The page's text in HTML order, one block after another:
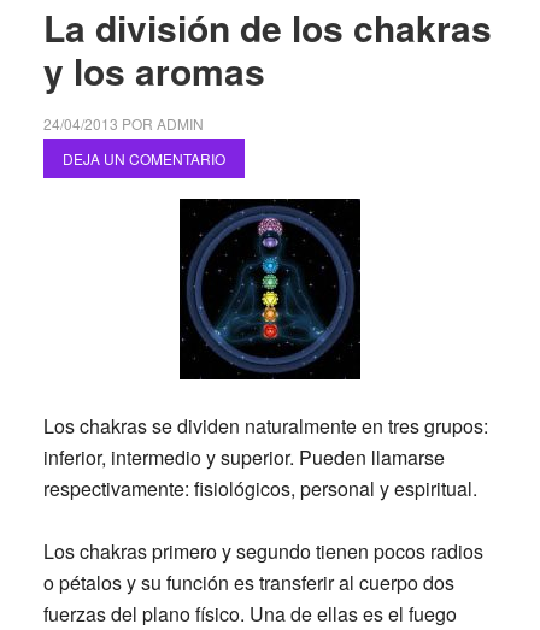
La división de los chakras
y los aromas
24/04/2013 POR ADMIN
DEJA UN COMENTARIO
Los chakras se dividen naturalmente en tres grupos:
inferior, intermedio y superior. Pueden llamarse
respectivamente: fisiológicos, personal y espiritual.
Los chakras primero y segundo tienen pocos radios
o pétalos y su función es transferir al cuerpo dos
fuerzas del plano físico. Una de ellas es el fuego